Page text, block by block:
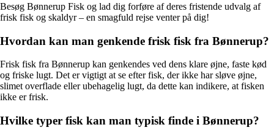
Besøg Bønnerup Fisk og lad dig forføre af deres fristende udvalg af
frisk fisk og skaldyr – en smagfuld rejse venter på dig!
Hvordan kan man genkende frisk fisk fra Bønnerup?
Frisk fisk fra Bønnerup kan genkendes ved dens klare øjne, faste kød
og friske lugt. Det er vigtigt at se efter fisk, der ikke har sløve øjne,
slimet overflade eller ubehagelig lugt, da dette kan indikere, at fisken
ikke er frisk.
Hvilke typer fisk kan man typisk finde i Bønnerup?